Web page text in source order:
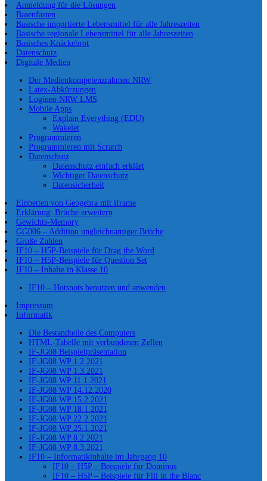
Anmeldung für die Lösungen
Basenfasten
Basische importierte Lebensmittel für alle Jahreszeiten
Basische regionale Lebensmittel für alle Jahreszeiten
Basisches Knäckebrot
Datenschutz
Digitale Medien
Der Medienkompetenzrahmen NRW
Latex-Abkürzungen
Logineo NRW LMS
Mobile Apps
Explain Everything (EDU)
Wakelet
Programmieren
Programmieren mit Scratch
Datenschutz
Datenschutz einfach erklärt
Wichtiger Datenschutz
Datensicherheit
Einbetten von Geogebra mit iframe
Erklärung: Brüche erweitern
Gewichts-Memory
GG006 – Addition ungleichnamiger Brüche
Große Zahlen
IF10 – H5P-Beispiele für Drag the Word
IF10 – H5P-Beispiele für Question Set
IF10 – Inhalte in Klasse 10
IF10 – Hotspots benutzen und anwenden
Impressum
Informatik
Die Bestandteile des Computers
HTML-Tabelle mit verbundenen Zellen
IF-JG08 Beispielpräsentation
IF-JG08 WP 1.2.2021
IF-JG08 WP 1.3.2021
IF-JG08 WP 11.1.2021
IF-JG08 WP 14.12.2020
IF-JG08 WP 15.2.2021
IF-JG08 WP 18.1.2021
IF-JG08 WP 22.2.2021
IF-JG08 WP 25.1.2021
IF-JG08 WP 8.2.2021
IF-JG08 WP 8.3.2021
IF10 – Informatikinhalte im Jahrgang 10
IF10 – H5P – Beispiele für Dominos
IF10 – H5P – Beispiele für Fill in the Blanc